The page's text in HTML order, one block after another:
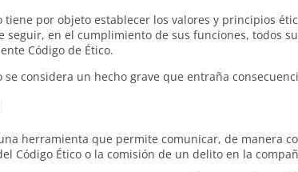
tiene por objeto establecer los valores y principios
seguir, en el cumplimiento de sus funciones, todos
Código de Ético.
se considera un hecho grave que entraña
herramienta que permite comunicar, de manera
Código Ético o la comisión de un delito en la